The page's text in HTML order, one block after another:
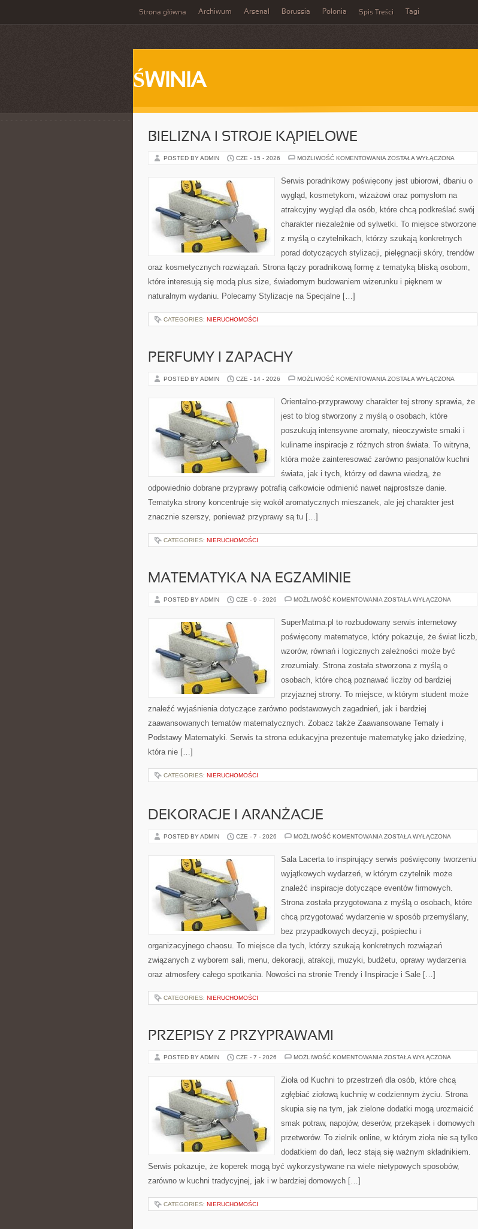
Strona główna Archiwum Arsenal Borussia Polonia Spis Treści Tagi
ŚWINIA
BIELIZNA I STROJE KĄPIELOWE
POSTED BY ADMIN CZE - 15 - 2026 MOŻLIWOŚĆ KOMENTOWANIA BIELIZNA
KĄPIELOWE
ZOSTAŁA WYŁĄCZONA
Serwis poradnikowy poświęcony jest ubiorowi, dbaniu o
wygląd, kosmetykom, wizażowi oraz pomysłom na
atrakcyjny wygląd dla osób, które chcą podkreślać swój
charakter niezależnie od sylwetki. To miejsce stworzone
z myślą o czytelnikach, którzy szukają konkretnych
porad dotyczących stylizacji, pielęgnacji skóry, trendów
oraz kosmetycznych rozwiązań. Strona łączy poradnikową formę z tematyką bliską osobom,
które interesują się modą plus size, świadomym budowaniem wizerunku i pięknem w
naturalnym wydaniu. Polecamy Stylizacje na Specjalne […]
CATEGORIES: NIERUCHOMOŚCI
PERFUMY I ZAPACHY
POSTED BY ADMIN CZE - 14 - 2026 MOŻLIWOŚĆ KOMENTOWANIA PERFUMY
ZOSTAŁA WYŁĄCZONA
Orientalno-przyprawowy charakter tej strony sprawia, że
jest to blog stworzony z myślą o osobach, które
poszukują intensywne aromaty, nieoczywiste smaki i
kulinarne inspiracje z różnych stron świata. To witryna,
która może zainteresować zarówno pasjonatów kuchni
świata, jak i tych, którzy od dawna wiedzą, że
odpowiednio dobrane przyprawy potrafią całkowicie odmienić nawet najprostsze danie.
Tematyka strony koncentruje się wokół aromatycznych mieszanek, ale jej charakter jest
znacznie szerszy, ponieważ przyprawy są tu […]
CATEGORIES: NIERUCHOMOŚCI
MATEMATYKA NA EGZAMINIE
POSTED BY ADMIN CZE - 9 - 2026 MOŻLIWOŚĆ KOMENTOWANIA MATEMATYKA
ZOSTAŁA WYŁĄCZONA
SuperMatma.pl to rozbudowany serwis internetowy
poświęcony matematyce, który pokazuje, że świat liczb,
wzorów, równań i logicznych zależności może być
zrozumiały. Strona została stworzona z myślą o
osobach, które chcą poznawać liczby od bardziej
przyjaznej strony. To miejsce, w którym student może
znaleźć wyjaśnienia dotyczące zarówno podstawowych zagadnień, jak i bardziej
zaawansowanych tematów matematycznych. Zobacz także Zaawansowane Tematy i
Podstawy Matematyki. Serwis ta strona edukacyjna prezentuje matematykę jako dziedzinę,
która nie […]
CATEGORIES: NIERUCHOMOŚCI
DEKORACJE I ARANŻACJE
POSTED BY ADMIN CZE - 7 - 2026 MOŻLIWOŚĆ KOMENTOWANIA DEKORACJE
ZOSTAŁA WYŁĄCZONA
Sala Lacerta to inspirujący serwis poświęcony tworzeniu
wyjątkowych wydarzeń, w którym czytelnik może
znaleźć inspiracje dotyczące eventów firmowych.
Strona została przygotowana z myślą o osobach, które
chcą przygotować wydarzenie w sposób przemyślany,
bez przypadkowych decyzji, pośpiechu i
organizacyjnego chaosu. To miejsce dla tych, którzy szukają konkretnych rozwiązań
związanych z wyborem sali, menu, dekoracji, atrakcji, muzyki, budżetu, oprawy wydarzenia
oraz atmosfery całego spotkania. Nowości na stronie Trendy i Inspiracje i Sale […]
CATEGORIES: NIERUCHOMOŚCI
PRZEPISY Z PRZYPRAWAMI
POSTED BY ADMIN CZE - 7 - 2026 MOŻLIWOŚĆ KOMENTOWANIA PRZEPISY
ZOSTAŁA WYŁĄCZONA
Zioła od Kuchni to przestrzeń dla osób, które chcą
zgłębiać ziołową kuchnię w codziennym życiu. Strona
skupia się na tym, jak zielone dodatki mogą urozmaicić
smak potraw, napojów, deserów, przekąsek i domowych
przetworów. To zielnik online, w którym zioła nie są tylko
dodatkiem do dań, lecz stają się ważnym składnikiem.
Serwis pokazuje, że koperek mogą być wykorzystywane na wiele nietypowych sposobów,
zarówno w kuchni tradycyjnej, jak i w bardziej domowych […]
CATEGORIES: NIERUCHOMOŚCI